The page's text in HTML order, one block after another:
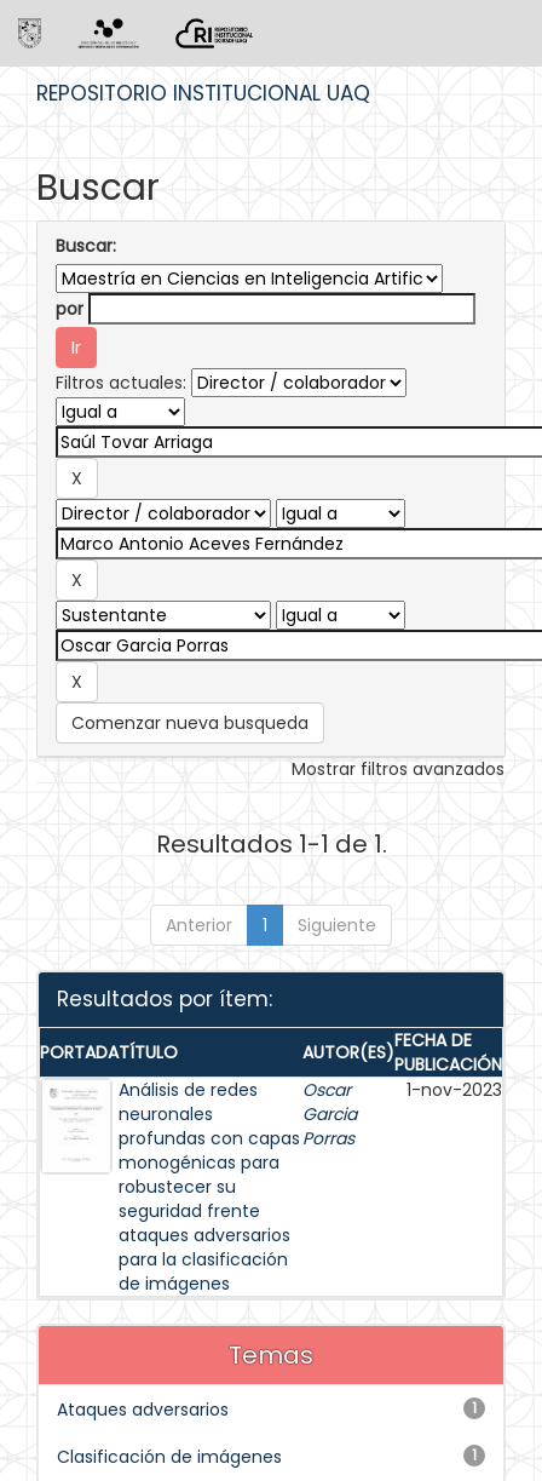
REPOSITORIO INSTITUCIONAL UAQ
Buscar
Buscar:
por
Filtros actuales:
Comenzar nueva busqueda
Mostrar filtros avanzados
Resultados 1-1 de 1.
Anterior 1 Siguiente
Resultados por ítem:
PORTADATÍTULO AUTOR(ES)FECHA DE
PUBLICACIÓN
Análisis de redes
neuronales
profundas con capas
monogénicas para
robustecer su
seguridad frente
ataques adversarios
para la clasificación
de imágenes
Oscar
Garcia
Porras
1-nov-2023
Temas
1
Ataques adversarios
1
Clasificación de imágenes